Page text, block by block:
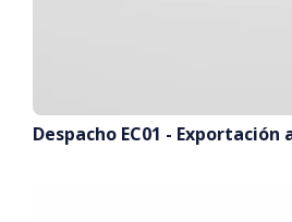
Despacho EC01 - Exportación